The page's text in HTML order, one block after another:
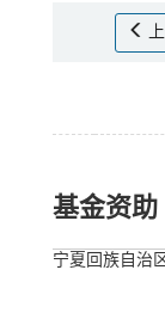
基金资助
宁夏回族自治